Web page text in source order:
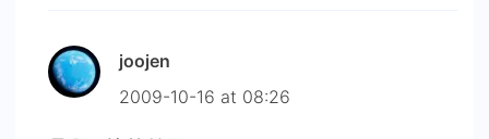
joojen
2009-10-16 at 08:26